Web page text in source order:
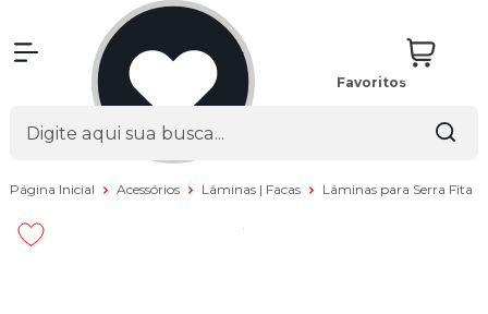
Favoritos
Página Inicial Acessórios Lâminas | Facas Lâminas para Serra Fita